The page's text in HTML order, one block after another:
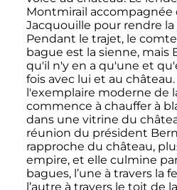
Montmirail accompagnée
Jacquouille pour rendre
Pendant le trajet, le
bague est la sienne, mais
qu'il n'y en a qu'une et
fois avec lui et au
l'exemplaire moderne de
commence à chauffer à
dans une vitrine du
réunion du président
rapproche du château,
empire, et elle culmine
bagues, l’une à travers la
l’autre à travers le toit de